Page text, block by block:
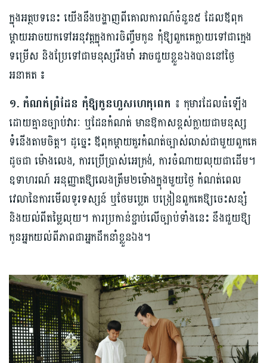
ក្នុងអត្ថបទនេះ យើងនឹងបង្ហាញពីគោលការណ៍ចំនួន៥ ដែលឪពុក
ម្តាយអាចយកទៅអនុវត្ត​ក្នុងការ​ចិញ្ចឹមកូន កុំ​ឱ្យ​ពួកគេ​ក្លាយ​ទៅជា​ក្មេង​
ទម្រើស និងប្រែទៅជា​មនុស្ស​រឹងមាំ អាចជួយ​ខ្លួនឯងបាននៅថ្ងៃ
អនាគត ៖
១. កំណត់ព្រំដែន កុំឱ្យកូនហួសហេតុពេក ៖ កុមារដែលធំឡើង
ដោយគ្មានច្បាប់វារៈ ឬដែនកំណត់ មានឱកាសខ្ពស់ក្លាយជាមនុស្ស
ទំនើងតាមចិត្ត។ ដូច្នេះ ឪពុកម្តាយគួរកំណត់ច្បាស់លាស់ជាមួយពួកគេ​
ដូចជា ម៉ោងលេង, ការប្រើប្រាស់អេក្រង់, ការចំណាយលុយជាដើម។
ឧទាហរណ៍ អនុញ្ញាតឱ្យ​លេងត្រឹម២ម៉ោងក្នុងមួយថ្ងៃ កំណត់ពេល
វេលា​នៃការមើលទូរទស្សន៍ ឬថែមប្លេត បង្រៀនពួកគេឱ្យចេះសន្សំ
និងយល់ពីតម្លៃលុយ។ ការប្រកាន់ខ្ជាប់លើច្បាប់ទាំងនេះ នឹងជួយឱ្យ
កូនអ្នកយល់ពីភាពជាអ្នកដឹកនាំខ្លួនឯង។